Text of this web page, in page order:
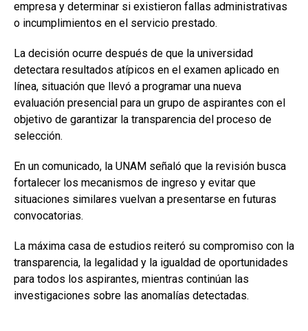
empresa y determinar si existieron fallas administrativas
o incumplimientos en el servicio prestado.
La decisión ocurre después de que la universidad
detectara resultados atípicos en el examen aplicado en
línea, situación que llevó a programar una nueva
evaluación presencial para un grupo de aspirantes con el
objetivo de garantizar la transparencia del proceso de
selección.
En un comunicado, la UNAM señaló que la revisión busca
fortalecer los mecanismos de ingreso y evitar que
situaciones similares vuelvan a presentarse en futuras
convocatorias.
La máxima casa de estudios reiteró su compromiso con la
transparencia, la legalidad y la igualdad de oportunidades
para todos los aspirantes, mientras continúan las
investigaciones sobre las anomalías detectadas.